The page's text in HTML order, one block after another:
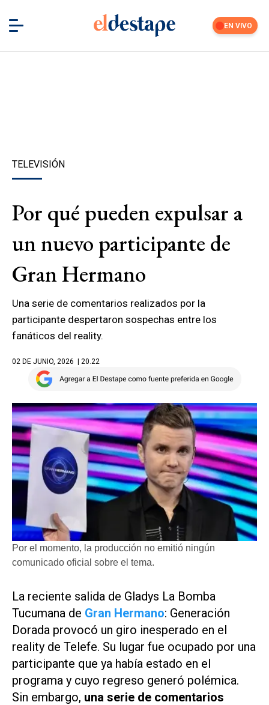
EN VIVO
TELEVISIÓN
Por qué pueden expulsar a
un nuevo participante de
Gran Hermano
Una serie de comentarios realizados por la
participante despertaron sospechas entre los
fanáticos del reality.
02 DE JUNIO, 2026 | 20.22
Por el momento, la producción no emitió ningún
comunicado oficial sobre el tema.
La reciente salida de Gladys La Bomba
Tucumana de Gran Hermano: Generación
Dorada provocó un giro inesperado en el
reality de Telefe. Su lugar fue ocupado por una
participante que ya había estado en el
programa y cuyo regreso generó polémica.
Sin embargo, una serie de comentarios